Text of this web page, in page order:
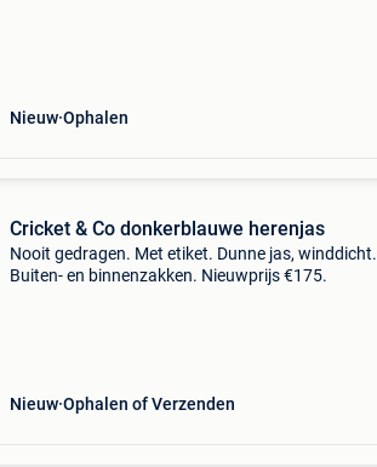
Nieuw Ophalen
Cricket & Co donkerblauwe herenjas
Nooit gedragen. Met etiket. Dunne jas, winddicht.
Buiten- en binnenzakken. Nieuwprijs €175.
Nieuw Ophalen of Verzenden